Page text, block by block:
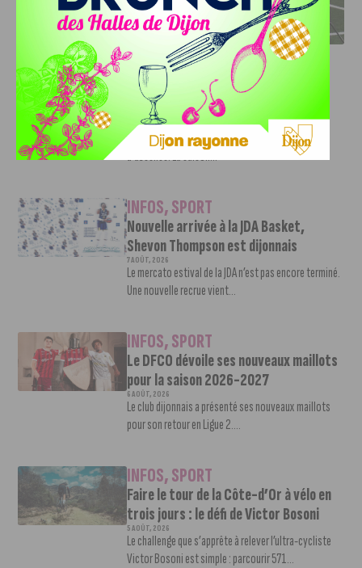
DFCO : RENCONTRE AVEC PIERRE-HENRI DEBALLON,
L’ARTISAN DE LA MONTÉE EN LIGUE 2
INFOS ,SPORT
DFCO : Rencontre avec Pierre-Henri
Deballon, l’artisan de la montée en
Ligue 2
7 AOÛT, 2026
Le DFCO est de retour en Ligue 2 après trois ans
d’absence. La saison...
INFOS,SPORT
Nouvelle arrivée à la JDA Basket,
Shevon Thompson est dijonnais
7 AOÛT, 2026
Le mercato estival de la JDA n’est pas encore terminé.
Une nouvelle recrue vient...
INFOS,SPORT
Le DFCO dévoile ses nouveaux maillots
pour la saison 2026-2027
6 AOÛT, 2026
Le club dijonnais a présenté ses nouveaux maillots
pour son retour en Ligue 2....
INFOS,SPORT
Faire le tour de la Côte-d’Or à vélo en
trois jours : le défi de Victor Bosoni
5 AOÛT, 2026
Le challenge que s’apprête à relever l’ultra-cycliste
Victor Bosoni est simple : parcourir 571...